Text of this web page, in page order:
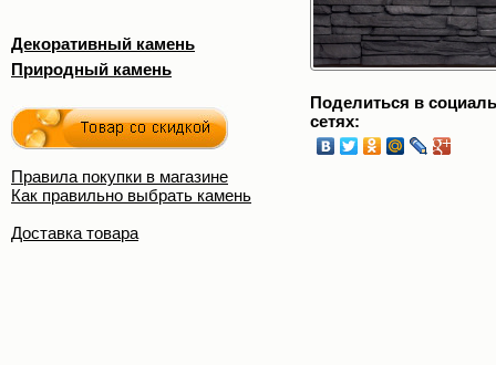
Декоративный камень
Природный камень
Правила покупки в магазине
Как правильно выбрать камень
Доставка товара
Поделиться в
сетях: